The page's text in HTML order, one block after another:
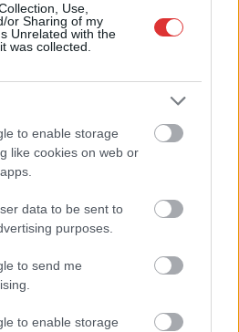
Use,
or Sharing of my
Unrelated with the
was collected.
to enable storage
like cookies on web or
data to be sent to
purposes.
to send me
to enable storage
lépcső és remek
mutatja, hogy Szolnok mennyire
az új köztársasági elnököt az
az országban, köztük Karcagon
az országban: Szolnokon klímát
bevetettek a tüzeknél
– ilyen körülményekről